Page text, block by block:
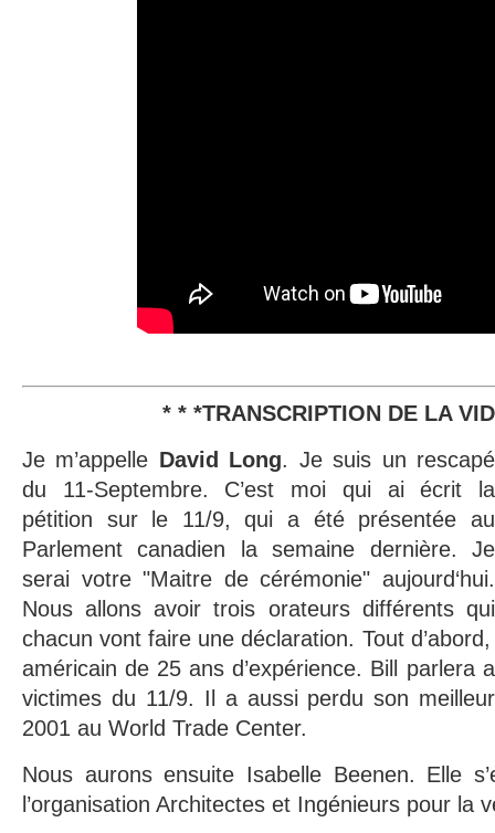
* * *TRANSCRIPTION DE LA
Je m’appelle David Long. Je suis un rescapé
du 11-Septembre. C’est moi qui ai écrit la
pétition sur le 11/9, qui a été présentée au
Parlement canadien la semaine dernière. Je
serai votre "Maitre de cérémonie" aujourd‘hui.
Nous allons avoir trois orateurs différents qui
chacun vont faire une déclaration. Tout
américain de 25 ans d’expérience. Bill parlera
victimes du 11/9. Il a aussi perdu son
2001 au World Trade Center.
Nous aurons ensuite Isabelle Beenen. Elle
l’organisation Architectes et Ingénieurs pour la